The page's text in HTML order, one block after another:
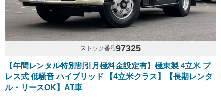
ストック番号97325
【年間レンタル特別割引月極料金設定有】極東製 4立米 プ
レス式 低騒音 ハイブリッド 【4立米クラス】【長期レンタ
ル・リースOK】AT車